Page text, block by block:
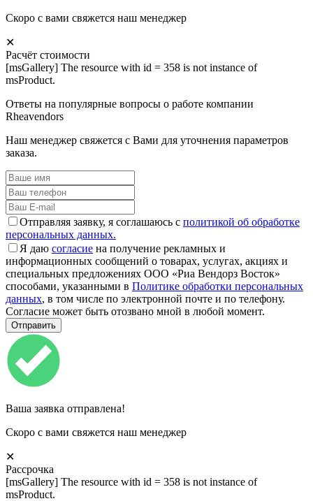
Скоро с вами свяжется наш менеджер
✕
Расчёт стоимости
[msGallery] The resource with id = 358 is not instance of
msProduct.
Ответы на популярные вопросы о работе компании
Rheavendors
Наш менеджер свяжется с Вами для уточнения параметров
заказа.
Отправляя заявку, я соглашаюсь с политикой об обработке
персональных данных.
Я даю согласие на получение рекламных и
информационных сообщений о товарах, услугах, акциях и
специальных предложениях ООО «Риа Вендорз Восток»
способами, указанными в Политике обработки персональных
данных, в том числе по электронной почте и по телефону.
Согласие может быть отозвано мной в любой момент.
Ваша заявка отправлена!
Скоро с вами свяжется наш менеджер
✕
Рассрочка
[msGallery] The resource with id = 358 is not instance of
msProduct.